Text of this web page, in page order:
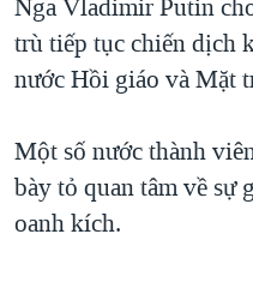
Nga Vladimir Putin
trù tiếp tục chiến dịch
nước Hồi giáo và Mặt
Một số nước thành
bày tỏ quan tâm về sự
oanh kích.